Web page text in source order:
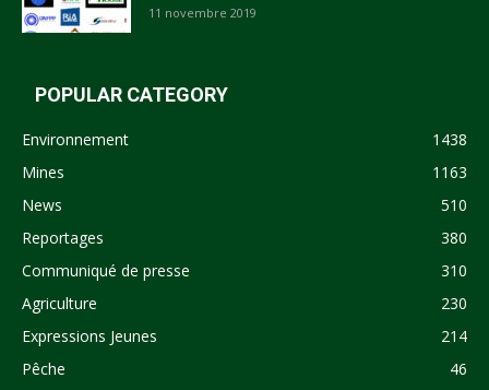
11 novembre 2019
POPULAR CATEGORY
Environnement
1438
Mines
1163
News
510
Reportages
380
Communiqué de presse
310
Agriculture
230
Expressions Jeunes
214
Pêche
46